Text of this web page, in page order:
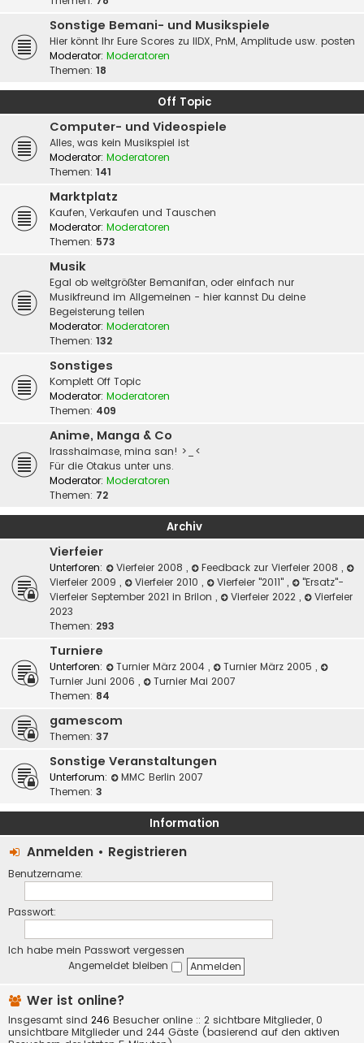
Sonstige Bemani- und Musikspiele
Hier könnt Ihr Eure Scores zu IIDX, PnM, Amplitude usw. posten
Moderator: Moderatoren
Themen: 18
Off Topic
Computer- und Videospiele
Alles, was kein Musikspiel ist
Moderator: Moderatoren
Themen: 141
Marktplatz
Kaufen, Verkaufen und Tauschen
Moderator: Moderatoren
Themen: 573
Musik
Egal ob weltgrößter Bemanifan, oder einfach nur
Musikfreund im Allgemeinen - hier kannst Du deine
Begeisterung teilen
Moderator: Moderatoren
Themen: 132
Sonstiges
Komplett Off Topic
Moderator: Moderatoren
Themen: 409
Anime, Manga & Co
Irasshaimase, mina san! >_<
Für die Otakus unter uns.
Moderator: Moderatoren
Themen: 72
Archiv
Vierfeier
Unterforen: Vierfeier 2008 , Feedback zur Vierfeier 2008 ,
Vierfeier 2009 , Vierfeier 2010 , Vierfeier "2011" ,
"Ersatz"-
Vierfeier September 2021 in Brilon , Vierfeier 2022 ,
Vierfeier
2023
Themen: 293
Turniere
Unterforen: Turnier März 2004 , Turnier März 2005 ,
Turnier Juni 2006 ,
Turnier Mai 2007
Themen: 84
gamescom
Themen: 37
Sonstige Veranstaltungen
Unterforum:
MMC Berlin 2007
Themen: 3
Information
Anmelden • Registrieren
Benutzername:
Passwort:
Ich habe mein Passwort vergessen
Angemeldet bleiben
Wer ist online?
Insgesamt sind 246 Besucher online :: 2 sichtbare Mitglieder, 0
unsichtbare Mitglieder und 244 Gäste (basierend auf den aktiven